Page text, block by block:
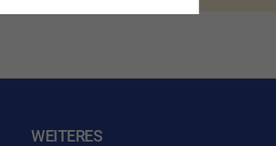
WEITERES